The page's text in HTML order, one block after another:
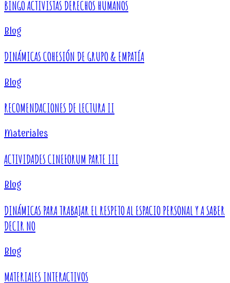
BINGO ACTIVISTAS DERECHOS HUMANOS
Blog
DINÁMICAS COHESIÓN DE GRUPO & EMPATÍA
Blog
RECOMENDACIONES DE LECTURA II
Materiales
ACTIVIDADES CINEFORUM PARTE III
Blog
DINÁMICAS PARA TRABAJAR EL RESPETO AL ESPACIO PERSONAL Y A SABER
DECIR NO
Blog
MATERIALES INTERACTIVOS